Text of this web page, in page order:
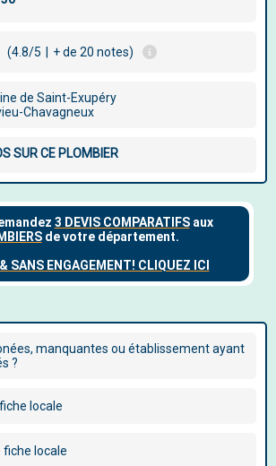
(4.8/5 + de 20 notes)
de Saint-Exupéry
Chavagneux
SUR CE PLOMBIER
manquantes ou établissement ayant
?
locale
fiche locale